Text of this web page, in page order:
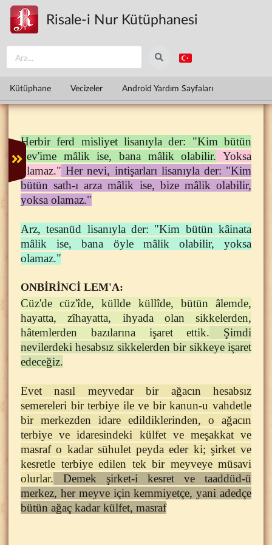
Ana içeriğe atla
Risale-i Nur Kütüphanesi
Kütüphane Vecizeler Android Yardım Sayfaları
Herbir ferd misliyet lisanıyla der: "Kim bütün
nev'ime mâlik ise, bana mâlik olabilir. Yoksa
olamaz." Her nevi, intişarları lisanıyla der: "Kim
bütün sath-ı arza mâlik ise, bize mâlik olabilir,
yoksa olamaz."
Arz, tesanüd lisanıyla der: "Kim bütün kâinata
mâlik ise, bana öyle mâlik olabilir, yoksa
olamaz."
ONBİRİNCİ LEM'A:
Cüz'de cüz'îde, küllde küllîde, bütün âlemde,
hayatta, zîhayatta, ihyada olan sikkelerden,
hâtemlerden bazılarına işaret ettik. Şimdi
nevilerdeki hesabsız sikkelerden bir sikkeye işaret
edeceğiz.
Evet nasıl meyvedar bir ağacın hesabsız
semereleri bir terbiye ile ve bir kanun-u vahdetle
bir merkezden idare edildiklerinden, o ağacın
terbiye ve idaresindeki külfet ve meşakkat ve
masraf o kadar sühulet peyda eder ki; şirket ve
kesretle terbiye edilen tek bir meyveye müsavi
olurlar. Demek şirket-i kesret ve taaddüd-ü
merkez, her meyve için kemmiyetçe, yani adedçe
bütün ağaç kadar külfet, masraf